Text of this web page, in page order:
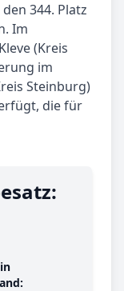
344. Platz
Im
(Kreis
im
Steinburg)
die für